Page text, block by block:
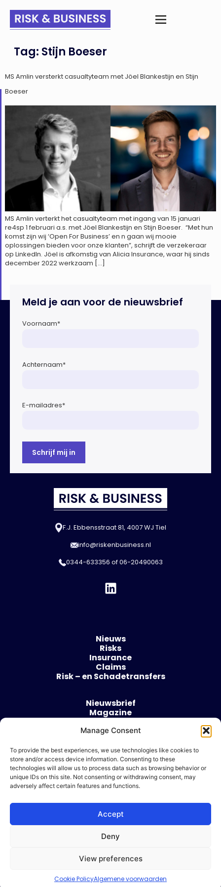
Manage Consent
To provide the best experiences, we use technologies like cookies to
store and/or access device information. Consenting to these
technologies will allow us to process data such as browsing behavior or
unique IDs on this site. Not consenting or withdrawing consent, may
adversely affect certain features and functions.
Accept
Deny
View preferences
Cookie PolicyAlgemene voorwaarden
Tag: Stijn Boeser
MS Amlin versterkt casualtyteam met Jöel Blankestijn en Stijn
Boeser
MS Amlin verterkt het casualtyteam met ingang van 15 januari
re4sp 1 februari a.s. met Jöel Blankestijn en Stijn Boeser. “Met hun
komst zijn wij ‘Open For Business’ en n gaan wij mooie
oplossingen bieden voor onze klanten”, schrijft de verzekeraar
op LinkedIn. Jöel is afkomstig van Alicia Insurance, waar hij sinds
december 2022 werkzaam […]
Meld je aan voor de nieuwsbrief
Voornaam*
Achternaam*
E-mailadres*
F.J. Ebbensstraat 81, 4007 WJ Tiel
info@riskenbusiness.nl
0344-633356 of06-20490063
Nieuws
Risks
Insurance
Claims
Risk – en Schadetransfers
Nieuwsbrief
Magazine
Over
Algemene voorwaarden
Cookie beleid
Ik wil adverteren
© 2026 Risk & Business
| Design & Development door